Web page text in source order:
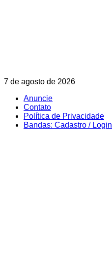
Skip
content
7 de agosto de 2026
Anuncie
Contato
Política de Privacidade
Bandas: Cadastro / Login